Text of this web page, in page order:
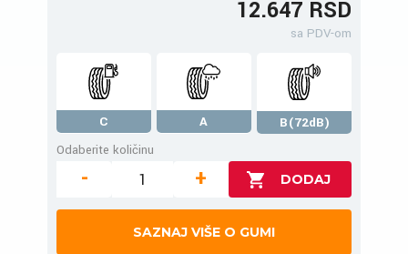
12.647 RSD
sa PDV-om
C A
B(72dB)
Odaberite količinu
- +
SAZNAJ VIŠE O GUMI